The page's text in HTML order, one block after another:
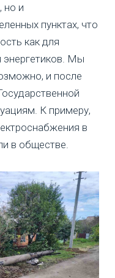
но и
пунктах, что
как для
энергетиков. Мы
и после
К примеру,
в
в обществе.